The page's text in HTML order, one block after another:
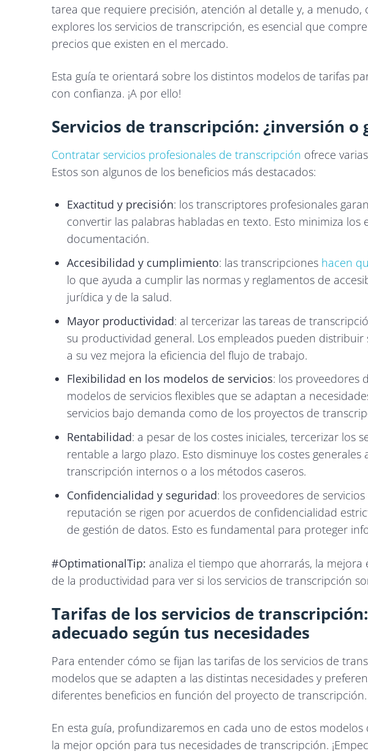
tarea que requiere precisión, atención al detalle y, a menudo,
explores los servicios de transcripción, es esencial que
precios que existen en el mercado.
Esta guía te orientará sobre los distintos modelos de tarifas
con confianza. ¡A por ello!
Servicios de transcripción: ¿inversión o
Contratar servicios profesionales de transcripción ofrece
Estos son algunos de los beneficios más destacados:
Exactitud y precisión: los transcriptores profesionales
convertir las palabras habladas en texto. Esto minimiza los
documentación.
Accesibilidad y cumplimiento: las transcripciones hacen
lo que ayuda a cumplir las normas y reglamentos de
jurídica y de la salud.
Mayor productividad: al tercerizar las tareas de
su productividad general. Los empleados pueden
a su vez mejora la eficiencia del flujo de trabajo.
Flexibilidad en los modelos de servicios: los proveedores
modelos de servicios flexibles que se adaptan a
servicios bajo demanda como de los proyectos de
Rentabilidad: a pesar de los costes iniciales, tercerizar los
rentable a largo plazo. Esto disminuye los costes generales
transcripción internos o a los métodos caseros.
Confidencialidad y seguridad: los proveedores de
reputación se rigen por acuerdos de confidencialidad
de gestión de datos. Esto es fundamental para proteger
#OptimationalTip: analiza el tiempo que ahorrarás, la
de la productividad para ver si los servicios de transcripción
Tarifas de los servicios de
adecuado según tus necesidades
Para entender cómo se fijan las tarifas de los servicios de
modelos que se adapten a las distintas necesidades y
diferentes beneficios en función del proyecto de transcripción.
En esta guía, profundizaremos en cada uno de estos
la mejor opción para tus necesidades de transcripción.